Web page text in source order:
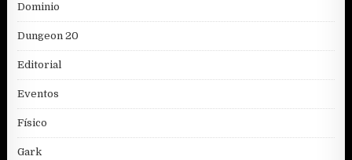
Dominio
Dungeon 20
Editorial
Eventos
Físico
Gark